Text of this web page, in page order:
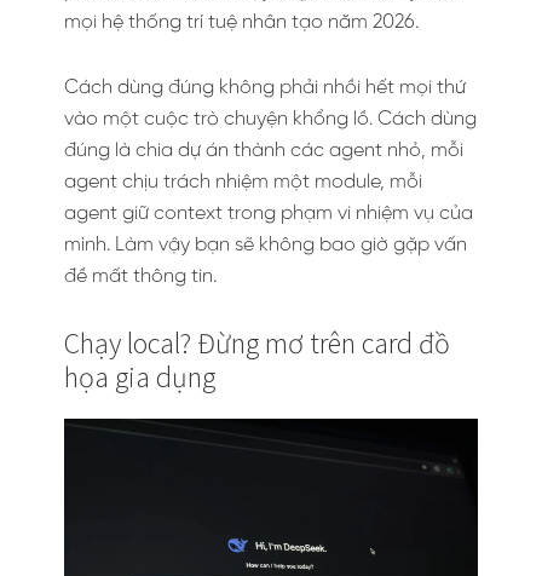
mọi hệ thống trí tuệ nhân tạo năm 2026.
Cách dùng đúng không phải nhồi hết mọi thứ
vào một cuộc trò chuyện khổng lồ. Cách dùng
đúng là chia dự án thành các agent nhỏ, mỗi
agent chịu trách nhiệm một module, mỗi
agent giữ context trong phạm vi nhiệm vụ của
mình. Làm vậy bạn sẽ không bao giờ gặp vấn
đề mất thông tin.
Chạy local? Đừng mơ trên card đồ
họa gia dụng